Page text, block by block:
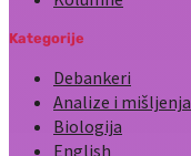
Kategorije
Debankeri
Analize i mišljenja
Biologija
English